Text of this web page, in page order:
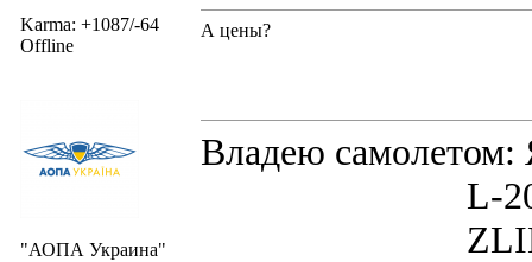
Karma: +1087/-64
Offline
"АОПА Украина"
А цены?
Владею
L-200D
ZLIN 526